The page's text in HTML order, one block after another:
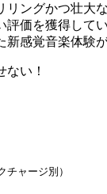
リングかつ壮大
評価を獲得して
新感覚音楽体験
ない！
チャージ別）